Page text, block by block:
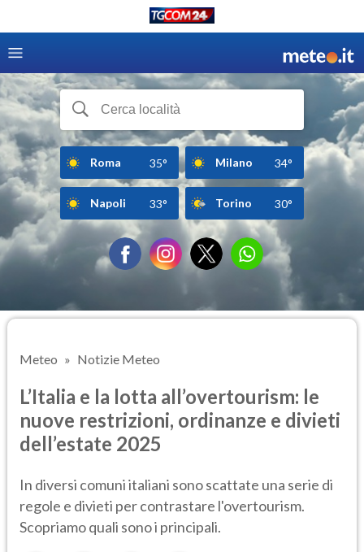
Roma 35° Milano 34°
Napoli 33° Torino 30°
Meteo Notizie Meteo
L’Italia e la lotta all’overtourism: le
nuove restrizioni, ordinanze e divieti
dell’estate 2025
In diversi comuni italiani sono scattate una serie di
regole e divieti per contrastare l'overtourism.
Scopriamo quali sono i principali.